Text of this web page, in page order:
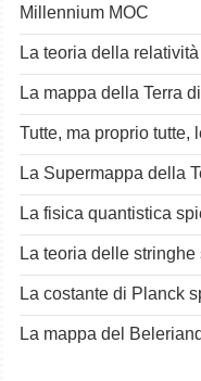
Millennium MOC
La teoria della
La mappa della Terra
Tutte, ma proprio tutte,
La Supermappa della
La fisica quantistica
La teoria delle stringhe
La costante di Planck
La mappa del Beleriand